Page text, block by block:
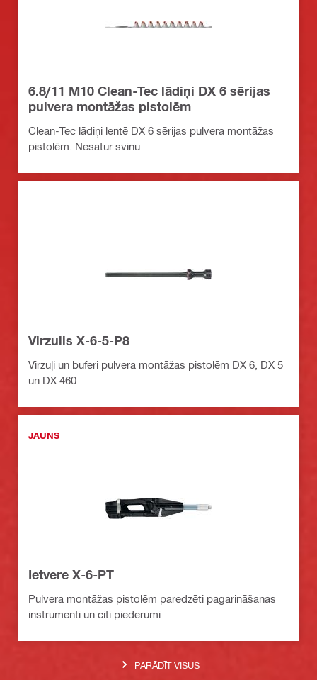
6.8/11 M10 Clean-Tec lādiņi DX 6 sērijas
pulvera montāžas pistolēm
Clean-Tec lādiņi lentē DX 6 sērijas pulvera montāžas
pistolēm. Nesatur svinu
Virzulis X-6-5-P8
Virzuļi un buferi pulvera montāžas pistolēm DX 6, DX 5
un DX 460
JAUNS
Ietvere X-6-PT
Pulvera montāžas pistolēm paredzēti pagarināšanas
instrumenti un citi piederumi
PARĀDĪT VISUS